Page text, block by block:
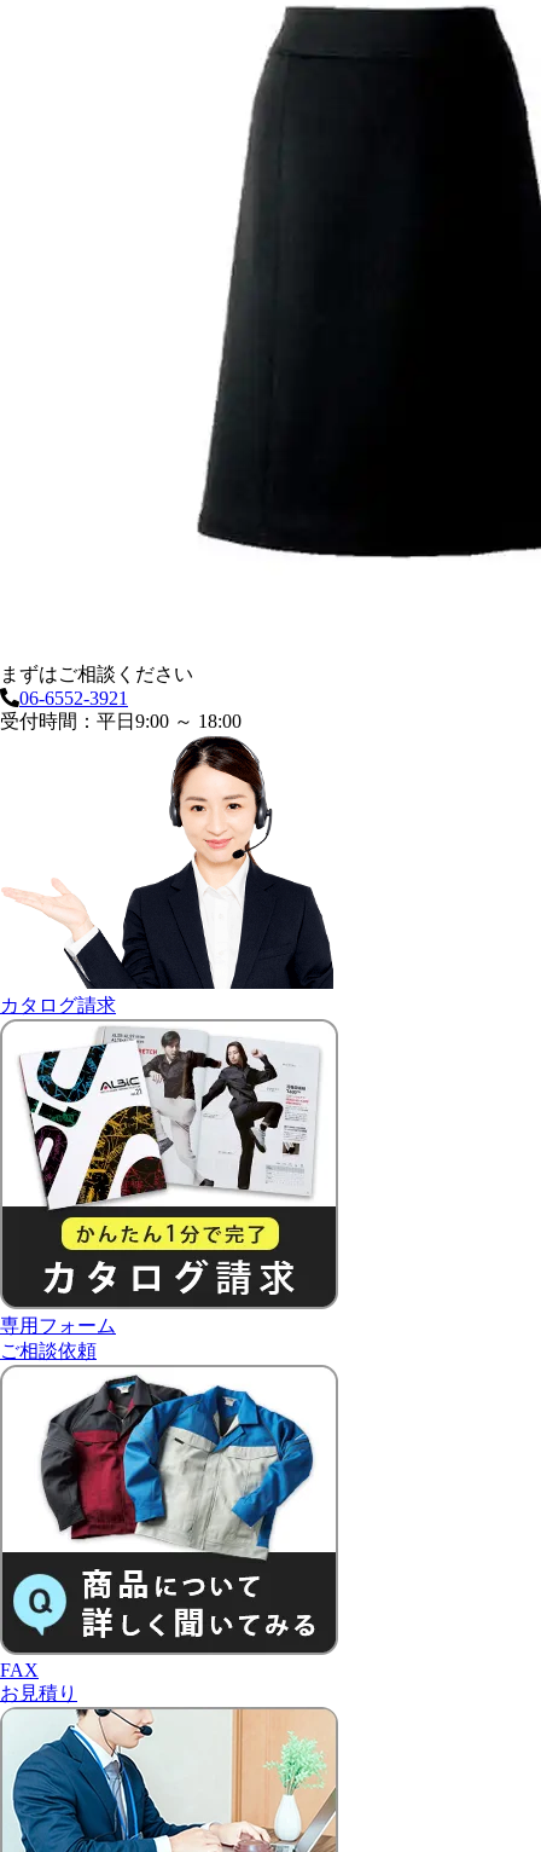
まずはご相談ください
06-6552-3921
受付時間：平日9:00 ～ 18:00
カタログ請求
専用フォーム
ご相談依頼
FAX
お見積り